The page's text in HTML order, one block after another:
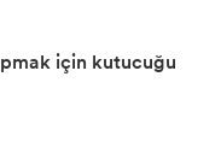
için kutucuğu